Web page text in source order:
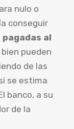
nulo o
conseguir
al
pueden
de las
se estima
banco, a su
de la